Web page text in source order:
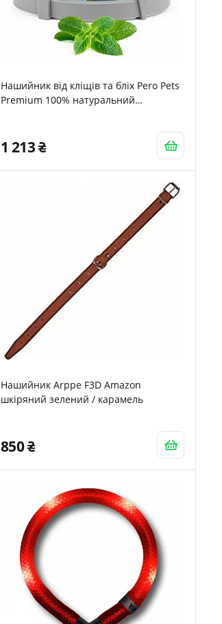
Нашийник від кліщів та бліх Pero Pets
Premium 100% натуральний
1 213
Нашийник Arppe F3D Amazon
шкіряний зелений / карамель
850